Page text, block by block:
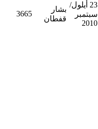
23 أيلول/
سبتمبر
2010
بشار
قفطان
3665